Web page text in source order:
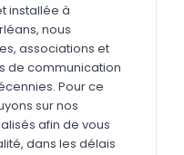
installée à
nous
associations et
de communication
Pour ce
sur nos
afin de vous
dans les délais